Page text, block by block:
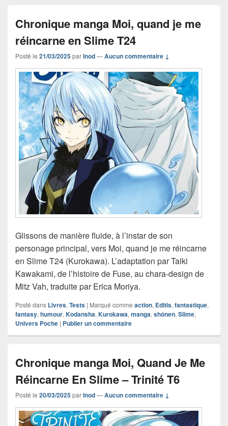
Chronique manga Moi, quand je me
réincarne en Slime T24
Posté le 21/03/2025parInod—Aucun commentaire ↓
Glissons de manière fluide, à l’instar de son
personage principal, vers Moi, quand je me réincarne
en Slime T24 (Kurokawa). L’adaptation par Taiki
Kawakami, de l’histoire de Fuse, au chara-design de
Mitz Vah, traduite par Erica Moriya.
Posté dans Livres, Tests | Marqué comme action, Editis, fantastique,
fantasy, humour, Kodansha, Kurokawa, manga, shônen, Slime,
Univers Poche | Publier un commentaire
Chronique manga Moi, Quand Je Me
Réincarne En Slime – Trinité T6
Posté le 20/03/2025parInod—Aucun commentaire ↓